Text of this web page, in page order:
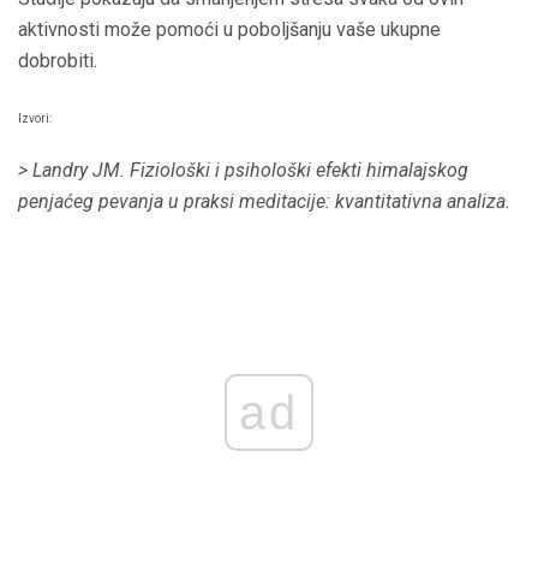
aktivnosti može pomoći u poboljšanju vaše ukupne
dobrobiti.
Izvori:
> Landry JM. Fiziološki i psihološki efekti himalajskog
penjaćeg pevanja u praksi meditacije: kvantitativna analiza.
ad